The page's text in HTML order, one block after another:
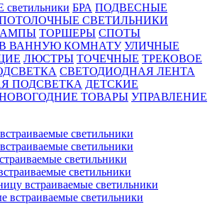
БРА ПОДВЕСНЫЕ
СВЕТИЛЬНИКИ
ТОРШЕРЫ СПОТЫ
ВАННУЮ КОМНАТУ УЛИЧНЫЕ
ЛЮСТРЫ ТОЧЕЧНЫЕ ТРЕКОВОЕ
СВЕТОДИОДНАЯ ЛЕНТА
ПОДСВЕТКА ДЕТСКИЕ
ТОВАРЫ УПРАВЛЕНИЕ
светильники
светильники
светильники
светильники
встраиваемые светильники
встраиваемые светильники